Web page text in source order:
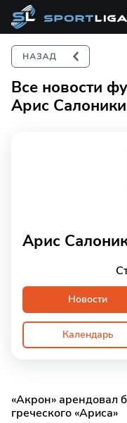
Все новости
Арис Салоники
Арис
Новости
Календарь
«Акрон» арендовал
греческого «Ариса»